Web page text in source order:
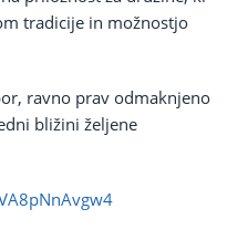
tradicije in možnostjo
ravno prav odmaknjeno
bližini željene